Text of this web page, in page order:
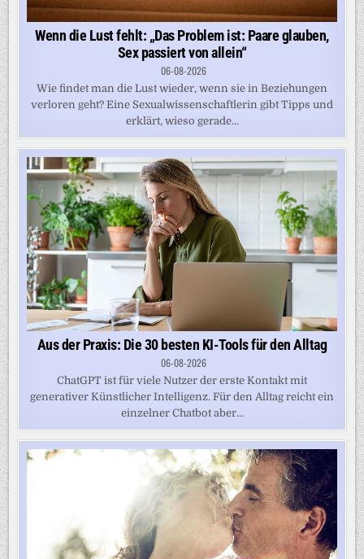
Wenn die Lust fehlt: „Das Problem ist: Paare glauben,
Sex passiert von allein“
06-08-2026
Wie findet man die Lust wieder, wenn sie in Beziehungen
verloren geht? Eine Sexualwissenschaftlerin gibt Tipps und
erklärt, wieso gerade...
Aus der Praxis: Die 30 besten KI-Tools für den Alltag
06-08-2026
ChatGPT ist für viele Nutzer der erste Kontakt mit
generativer Künstlicher Intelligenz. Für den Alltag reicht ein
einzelner Chatbot aber...